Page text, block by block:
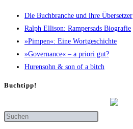
Die Buch­bran­che und ihre Übersetzer
Ralph Elli­son: Ram­pers­ads Biografie
»Pim­pen«: Eine Wortgeschichte
»Gover­nan­ce« – a prio­ri gut?
Huren­sohn & son of a bitch
Buch­tipp!